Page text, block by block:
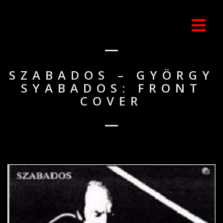
SZABADOS – GYÖRGY
SYABADOS: FRONT
COVER